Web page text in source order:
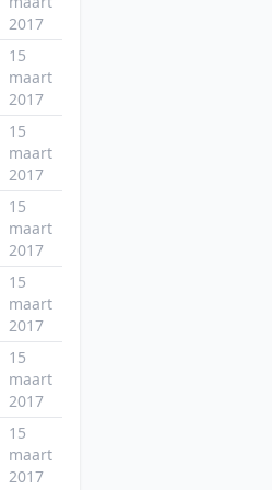
2017
15
maart
2017
15
maart
2017
15
maart
2017
15
maart
2017
15
maart
2017
15
maart
2017